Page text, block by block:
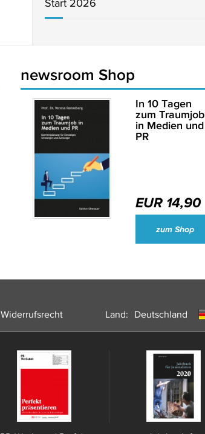
Start 2026
Wirtschaftsjournalisten und Unternehmenssprecher des Jahres 2024
newsroom Shop
In 10 Tagen
zum Traumjob
in Medien und
PR
EUR 14,90
zum Shop
Widerrufsrecht Land:
Deutschland